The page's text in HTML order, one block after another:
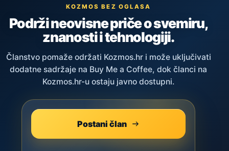
KOZMOS BEZ OGLASA
Podrži neovisne priče o svemiru,
znanosti i tehnologiji.
Članstvo pomaže održati Kozmos.hr i može uključivati
dodatne sadržaje na Buy Me a Coffee, dok članci na
Kozmos.hr-u ostaju javno dostupni.
Postani član